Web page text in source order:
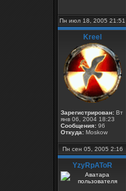
Пн июл 18, 2005 21:51
Kreel
Зарегистрирован: Вт
янв 06, 2004 18:23
Сообщения: 96
Откуда: Moskow
Пн сен 05, 2005 2:16
YzyRpAToR